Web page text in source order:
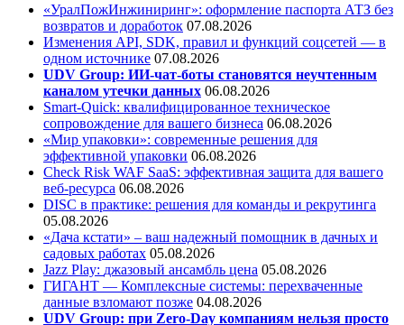
«УралПожИнжиниринг»: оформление паспорта АТЗ без
возвратов и доработок 07.08.2026
Изменения API, SDK, правил и функций соцсетей — в
одном источнике 07.08.2026
UDV Group: ИИ-чат-боты становятся неучтенным
каналом утечки данных 06.08.2026
Smart-Quick: квалифицированное техническое
сопровождение для вашего бизнеса 06.08.2026
«Мир упаковки»: современные решения для
эффективной упаковки 06.08.2026
Check Risk WAF SaaS: эффективная защита для вашего
веб-ресурса 06.08.2026
DISC в практике: решения для команды и рекрутинга
05.08.2026
«Дача кстати» – ваш надежный помощник в дачных и
садовых работах 05.08.2026
Jazz Play: джазовый ансамбль цена 05.08.2026
ГИГАНТ — Комплексные системы: перехваченные
данные взломают позже 04.08.2026
UDV Group: при Zero-Day компаниям нельзя просто